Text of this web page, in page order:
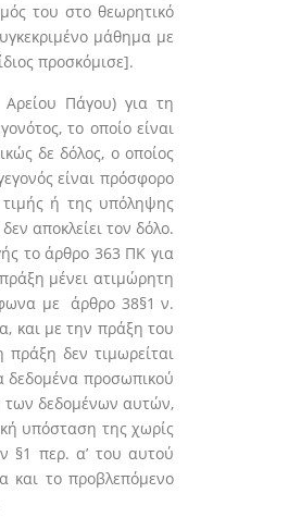
του στο θεωρητικό
μάθημα με
προσκόμισε].
Πάγου) για τη
το οποίο είναι
δε δόλος, ο οποίος
είναι πρόσφορο
ή της υπόληψης
αποκλείει τον δόλο.
το άρθρο 363 ΠΚ για
μένει ατιμώρητη
με άρθρο 38§1 ν.
και με την πράξη του
δεν τιμωρείται
δεδομένα προσωπικού
των δεδομένων αυτών,
υπόσταση της χωρίς
§1 περ. α’ του αυτού
και το προβλεπόμενο